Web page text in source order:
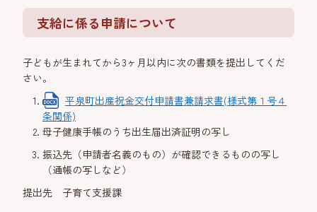
支給に係る申請について
子どもが生まれてから3ヶ月以内に次の書類を提出してくだ
さい。
平泉町出産祝金交付申請書兼請求書(様式第１号４
条関係)
母子健康手帳のうち出生届出済証明の写し
振込先（申請者名義のもの）が確認できるものの写し
（通帳の写しなど）
提出先 子育て支援課